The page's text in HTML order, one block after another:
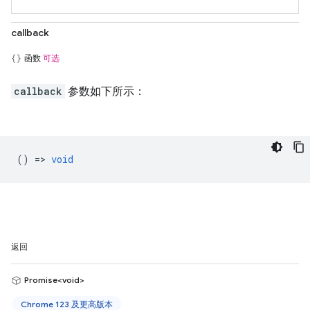
callback
函数 可选
callback 参数如下所示：
() => void
返回
Promise<void>
Chrome 123 及更高版本